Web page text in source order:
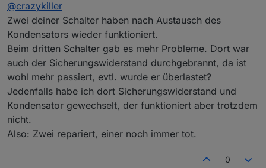
@crazykiller
Zwei deiner Schalter haben nach Austausch des
Kondensators wieder funktioniert.
Beim dritten Schalter gab es mehr Probleme. Dort war
auch der Sicherungswiderstand durchgebrannt, da ist
wohl mehr passiert, evtl. wurde er überlastet?
Jedenfalls habe ich dort Sicherungswiderstand und
Kondensator gewechselt, der funktioniert aber trotzdem
nicht.
Also: Zwei repariert, einer noch immer tot.
0